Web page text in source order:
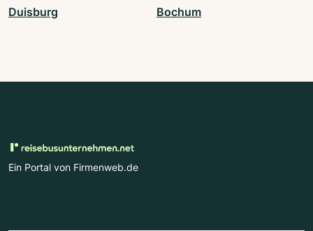
Duisburg Bochum
Ein Portal von Firmenweb.de